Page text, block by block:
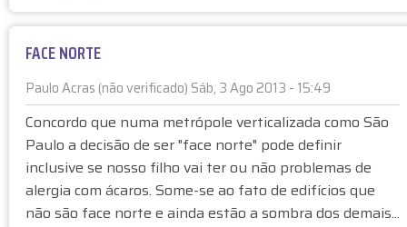
i
a
d
o
)
e
r
f
i
c
a
d
o
)
S
E
V
E
R
D
A
D
E
S
p
o
s
a
à
F
A
C
E
N
FACE NORTE
Paulo Acras (não verificado) Sáb, 3 Ago 2013 - 15:49
E
m
r
e
s
p
Concordo que numa metrópole verticalizada como São
Paulo a decisão de ser "face norte" pode definir
inclusive se nosso filho vai ter ou não problemas de
alergia com ácaros. Some-se ao fato de edifícios que
não são face norte e ainda estão a sombra dos demais...